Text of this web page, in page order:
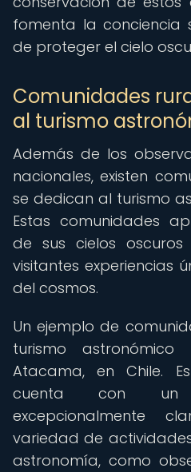
fomenta la conciencia
de proteger el cielo
Comunidades
al turismo
Además de los
nacionales, existen
se dedican al turismo
Estas comunidades
de sus cielos
visitantes experiencias
del cosmos.
Un ejemplo de
turismo
Atacama, en Chile.
cuenta con un
excepcionalmente
variedad de
astronomía, como